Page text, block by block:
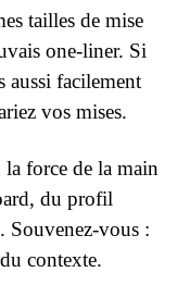
tailles de mise
one-liner. Si
aussi facilement
vos mises.
force de la main
du profil
Souvenez-vous :
contexte.